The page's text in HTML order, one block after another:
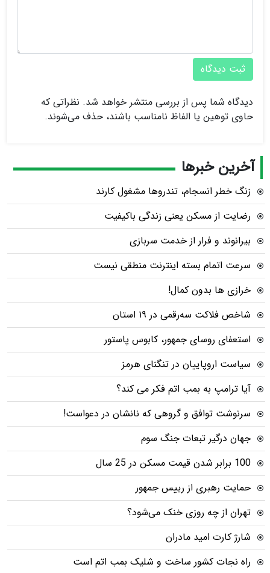
ثبت دیدگاه
دیدگاه شما پس از بررسی منتشر خواهد شد. نظراتی که
حاوی توهین یا الفاظ نامناسب باشند، حذف می‌شوند.
آخرین خبرها
زنگ خطر انسجام، تندروها مشغول کارند
رضایت از مسکن یعنی زندگی باکیفیت
بیرانوند و فرار از خدمت سربازی
سرعت اتمام بسته‌ اینترنت منطقی نیست
خرازی ها بدون کمال!
شاخص فلاکت سه‌رقمی در ۱۹ استان
استعفای روسای جمهور، کابوس پاستور
سیاست اروپاییان در تنگنای هرمز
آیا ترامپ به بمب اتم فکر می کند؟
سرنوشت توافق و گروهی که نانشان در دعواست!
جهان درگیر تبعات جنگ سوم
100 برابر شدن قیمت مسکن در 25 سال
حمایت رهبری از رییس جمهور
تهران از چه روزی خنک می‌شود؟
شارژ کارت امید مادران
راه نجات کشور ساخت و شلیک بمب اتم است